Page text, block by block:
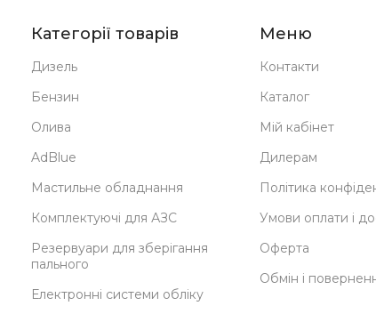
Категорії товарів
Дизель
Бензин
Олива
AdBlue
Мастильне обладнання
Комплектуючі для АЗС
Резервуари для зберігання
пального
Електронні системи обліку
Меню
Контакти
Каталог
Мій кабінет
Дилерам
Політика
Умови оплати і
Оферта
Обмін і